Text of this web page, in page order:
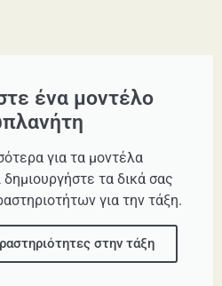
ένα μοντέλο
για τα μοντέλα
δημιουργήστε τα δικά σας
για την τάξη.
στην τάξη